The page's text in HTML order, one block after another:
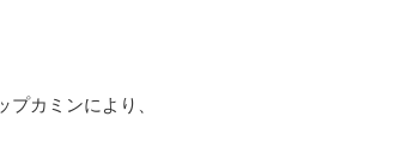
カミンにより、